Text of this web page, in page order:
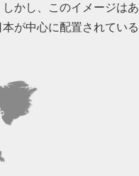
かし、このイメージはあ
が中心に配置されている